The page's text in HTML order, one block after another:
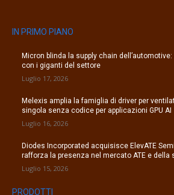
IN PRIMO PIANO
Micron blinda la supply chain
con i giganti del settore
Luglio 17, 2026
Melexis amplia la famiglia di driver per
singola senza codice per applicazioni GPU AI
Luglio 16, 2026
Diodes Incorporated acquisisce ElevATE
rafforza la presenza nel mercato ATE e della
Luglio 15, 2026
PRODOTTI